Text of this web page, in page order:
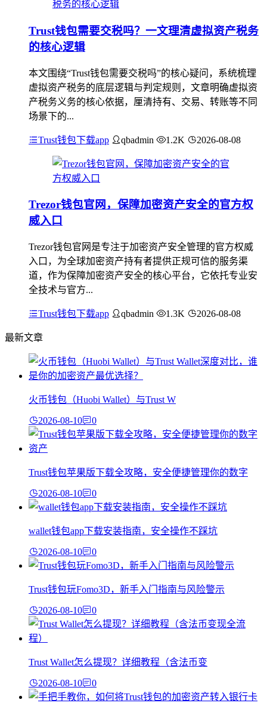
Trust钱包需要交税吗？一文理清虚拟资产税务
的核心逻辑
本文围绕“Trust钱包需要交税吗”的核心疑问，系统梳理
虚拟资产税务的底层逻辑与判定规则，文章明确虚拟资
产税务义务的核心依据，厘清持有、交易、转账等不同
场景下的...
Trust钱包下载app qbadmin 1.2K 2026-08-08
Trezor钱包官网，保障加密资产安全的官方权
威入口
Trezor钱包官网是专注于加密资产安全管理的官方权威
入口，为全球加密资产持有者提供正规可信的服务渠
道，作为保障加密资产安全的核心平台，它依托专业安
全技术与官方...
Trust钱包下载app qbadmin 1.3K 2026-08-08
最新文章
火币钱包（Huobi Wallet）与Trust W
2026-08-10 0
Trust钱包苹果版下载全攻略，安全便捷管理你的数字
2026-08-10 0
wallet钱包app下载安装指南，安全操作不踩坑
2026-08-10 0
Trust钱包玩Fomo3D，新手入门指南与风险警示
2026-08-10 0
Trust Wallet怎么提现？详细教程（含法币变
2026-08-10 0